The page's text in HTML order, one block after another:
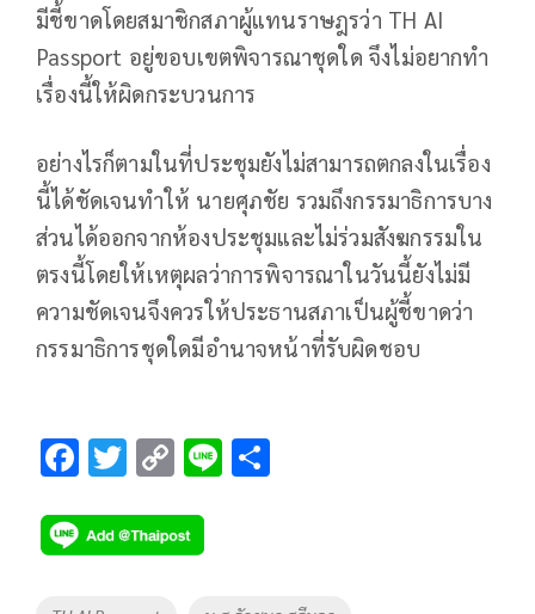
มีชี้ขาดโดยสมาชิกสภาผู้แทนราษฎรว่า TH AI
Passport อยู่ขอบเขตพิจารณาชุดใด จึงไม่อยากทำ
เรื่องนี้ให้ผิดกระบวนการ
อย่างไรก็ตามในที่ประชุมยังไม่สามารถตกลงในเรื่อง
นี้ได้ชัดเจนทำให้ นายศุภชัย รวมถึงกรรมาธิการบาง
ส่วนได้ออกจากห้องประชุมและไม่ร่วมสังฆกรรมใน
ตรงนี้โดยให้เหตุผลว่าการพิจารณาในวันนี้ยังไม่มี
ความชัดเจนจึงควรให้ประธานสภาเป็นผู้ชี้ขาดว่า
กรรมาธิการชุดใดมีอำนาจหน้าที่รับผิดชอบ
F
e
b
T
tt
er
C
p
y
Li